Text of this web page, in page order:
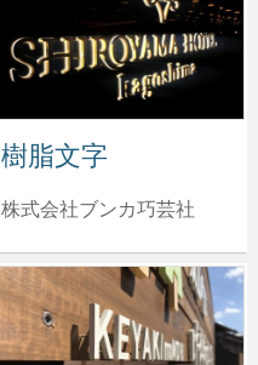
樹脂文字
株式会社ブンカ巧芸社